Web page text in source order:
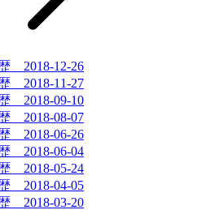
2018-12-26
2018-11-27
2018-09-10
2018-08-07
2018-06-26
2018-06-04
2018-05-24
2018-04-05
2018-03-20